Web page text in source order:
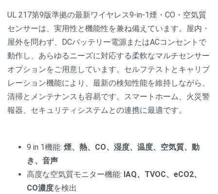
UL 217第9版準拠の最新ワイヤレス9-in-1煙・CO・空気質
センサーは、実用性と機能性を兼ね備えています。屋内・
屋外を問わず、DCバッテリー電源またはACコンセントで
動作し、あらゆるニーズに対応する柔軟なマルチセンサー
オプションをご用意しています。セルフテストとキャリブ
レーション機能により、最新の検知性能を維持しながら、
清掃とメンテナンスも容易です。スマートホーム、火災警
報器、セキュリティシステムとの連携に最適です。
9 in 1機能: 煙、熱、CO、湿度、温度、空気質、動
き、音声
高度な空気質モニター機能: IAQ、TVOC、eCO2、
CO濃度を検出